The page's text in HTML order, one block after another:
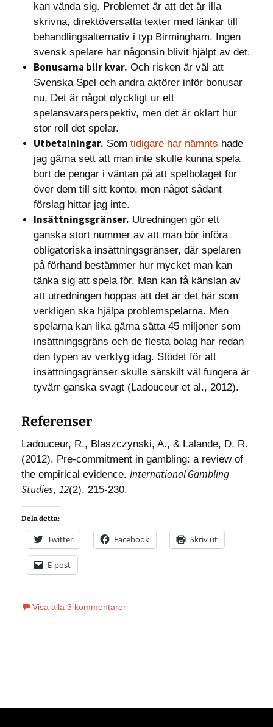
kan vända sig. Problemet är att det är illa
skrivna, direktöversatta texter med länkar till
behandlingsalternativ i typ Birmingham. Ingen
svensk spelare har någonsin blivit hjälpt av det.
Bonusarna blir kvar. Och risken är väl att
Svenska Spel och andra aktörer inför bonusar
nu. Det är något olyckligt ur ett
spelansvarsperspektiv, men det är oklart hur
stor roll det spelar.
Utbetalningar. Som tidigare har nämnts hade
jag gärna sett att man inte skulle kunna spela
bort de pengar i väntan på att spelbolaget för
över dem till sitt konto, men något sådant
förslag hittar jag inte.
Insättningsgränser. Utredningen gör ett
ganska stort nummer av att man bör införa
obligatoriska insättningsgränser, där spelaren
på förhand bestämmer hur mycket man kan
tänka sig att spela för. Man kan få känslan av
att utredningen hoppas att det är det här som
verkligen ska hjälpa problemspelarna. Men
spelarna kan lika gärna sätta 45 miljoner som
insättningsgräns och de flesta bolag har redan
den typen av verktyg idag. Stödet för att
insättningsgränser skulle särskilt väl fungera är
tyvärr ganska svagt (Ladouceur et al., 2012).
Referenser
Ladouceur, R., Blaszczynski, A., & Lalande, D. R.
(2012). Pre-commitment in gambling: a review of
the empirical evidence. International Gambling
Studies, 12(2), 215-230.
Dela detta:
Twitter Facebook Skriv ut
E-post
Visa alla 3 kommentarer